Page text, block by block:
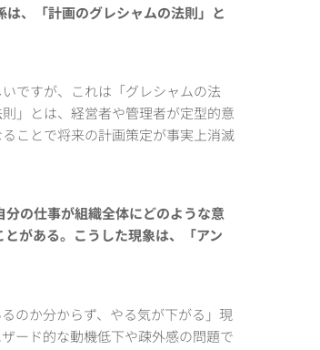
、「計画のグレシャムの法則」と
ですが、これは「グレシャムの法
」とは、経営者や管理者が定型的意
ことで将来の計画策定が事実上消滅
の仕事が組織全体にどのような意
がある。こうした現象は、「アン
のか分からず、やる気が下がる」現
ード的な動機低下や疎外感の問題で